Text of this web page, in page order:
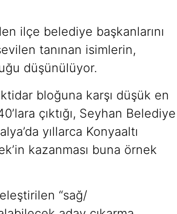
ilçe belediye başkanlarını
tanınan isimlerin,
düşünülüyor.
bloğuna karşı düşük en
çıktığı, Seyhan Belediye
yıllarca Konyaaltı
kazanması buna örnek
“sağ/